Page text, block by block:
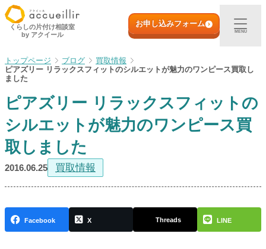
内
容
キ
ッ
初めての方へ
出張買取
店頭買取
くらしの片付け相談室
by アクイール
お申し込みフォーム
MENU
ブログ
買取情報
ピアズリー リラックスフィットのシルエットが魅力のワンピース買取し
ました
ピアズリー リラックスフィットの
シルエットが魅力のワンピース買
取しました
2016.06.25 買取情報
Facebook X Threads LINE